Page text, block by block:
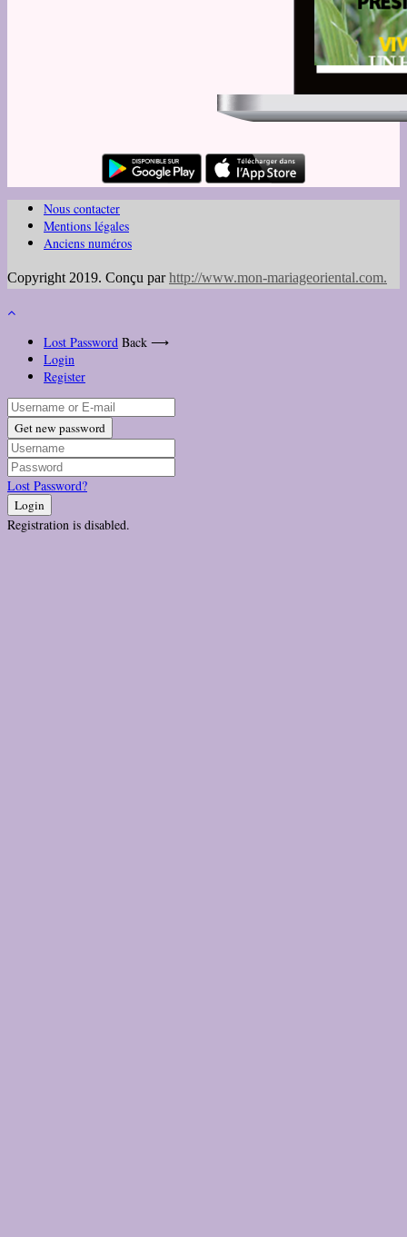
Nous contacter
Mentions légales
Anciens numéros
Copyright 2019. Conçu parhttp://www.mon-mariageoriental.com.
Lost Password Back ⟶
Login
Register
Get new password
Lost Password?
Login
Registration is disabled.